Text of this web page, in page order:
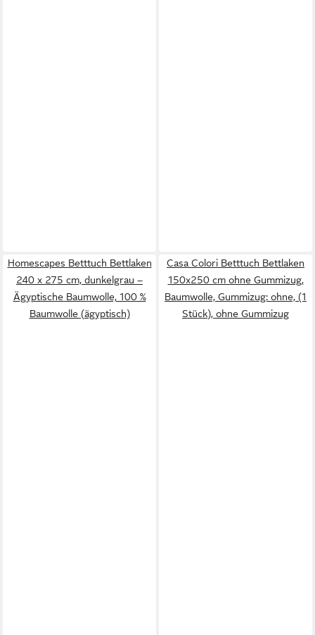
Homescapes Betttuch Bettlaken
240 x 275 cm, dunkelgrau –
Ägyptische Baumwolle, 100 %
Baumwolle (ägyptisch)
Casa Colori Betttuch Bettlaken
150x250 cm ohne Gummizug,
Baumwolle, Gummizug: ohne, (1
Stück), ohne Gummizug